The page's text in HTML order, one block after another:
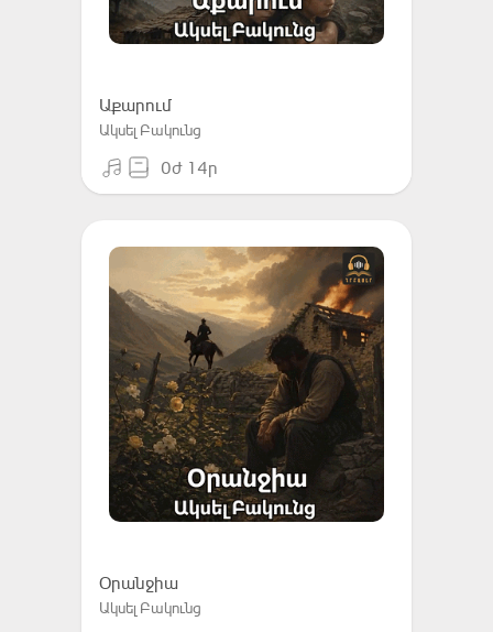
Աքարում
Ակսել Բակունց
0ժ 14ր
Օրանջիա
Ակսել Բակունց